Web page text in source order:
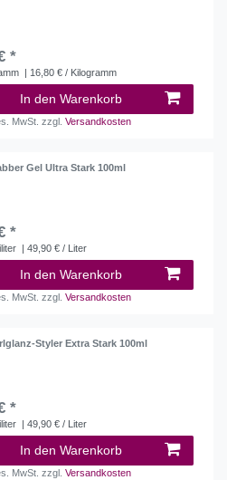
*
| 16,80 € / Kilogramm
In den Warenkorb
MwSt. zzgl.Versandkosten
Gel Ultra Stark 100ml
*
| 49,90 € / Liter
In den Warenkorb
MwSt. zzgl.Versandkosten
Styler Extra Stark 100ml
*
| 49,90 € / Liter
In den Warenkorb
MwSt. zzgl.Versandkosten